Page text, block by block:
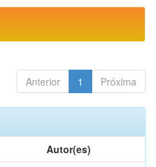
Anterior 1 Próxima
Autor(es)